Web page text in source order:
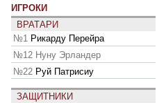
ИГРОКИ
ВРАТАРИ
№1 Рикарду Перейра
№12 Нуну Эрландер
№22 Руй Патрисиу
ЗАЩИТНИКИ